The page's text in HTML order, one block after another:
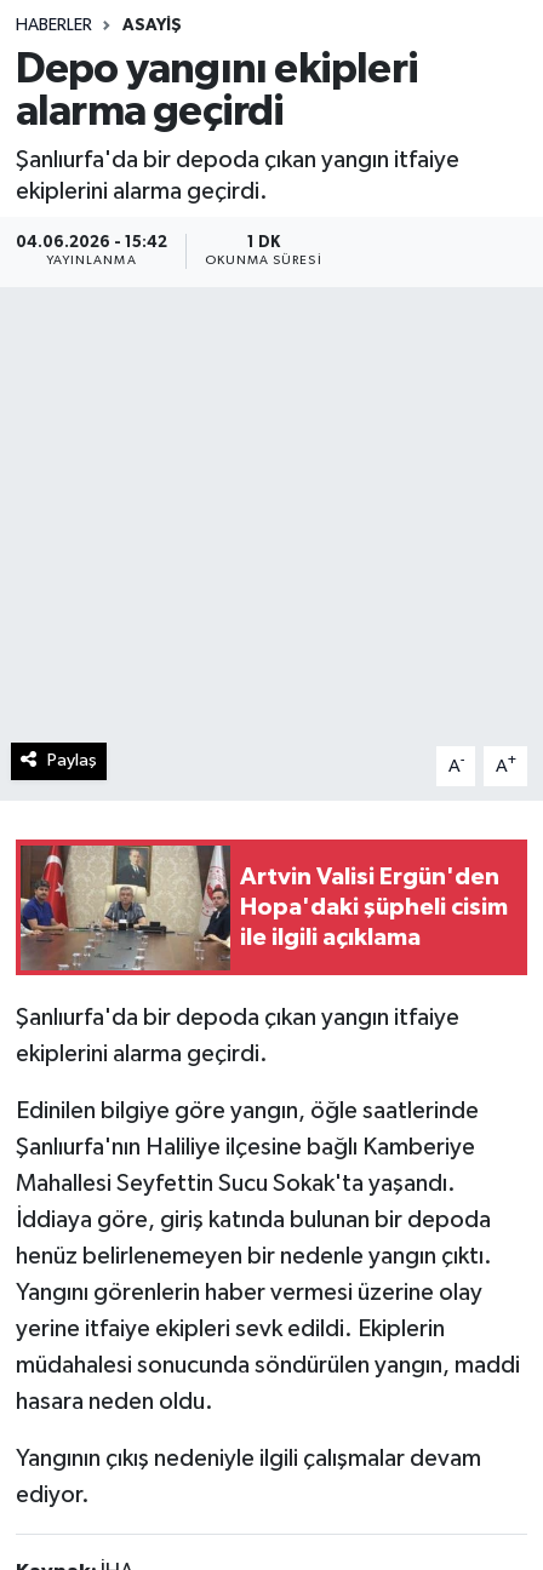
HABERLER ASAYIŞ
Depo yangını ekipleri
alarma geçirdi
Şanlıurfa'da bir depoda çıkan yangın itfaiye
ekiplerini alarma geçirdi.
04.06.2026 - 15:42
YAYINLANMA
1 DK
OKUNMA SÜRESI
Paylaş A- A+
Artvin Valisi Ergün'den
Hopa'daki şüpheli cisim
ile ilgili açıklama
Şanlıurfa'da bir depoda çıkan yangın itfaiye
ekiplerini alarma geçirdi.
Edinilen bilgiye göre yangın, öğle saatlerinde
Şanlıurfa'nın Haliliye ilçesine bağlı Kamberiye
Mahallesi Seyfettin Sucu Sokak'ta yaşandı.
İddiaya göre, giriş katında bulunan bir depoda
henüz belirlenemeyen bir nedenle yangın çıktı.
Yangını görenlerin haber vermesi üzerine olay
yerine itfaiye ekipleri sevk edildi. Ekiplerin
müdahalesi sonucunda söndürülen yangın, maddi
hasara neden oldu.
Yangının çıkış nedeniyle ilgili çalışmalar devam
ediyor.
Spor
Teknoloji